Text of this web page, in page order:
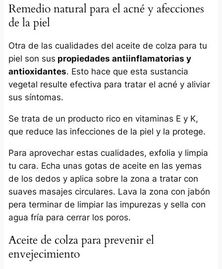
Remedio natural para el acné y afecciones
de la piel
Otra de las cualidades del aceite de colza para tu
piel son sus propiedades antiinflamatorias y
antioxidantes. Esto hace que esta sustancia
vegetal resulte efectiva para tratar el acné y aliviar
sus síntomas.
Se trata de un producto rico en vitaminas E y K,
que reduce las infecciones de la piel y la protege.
Para aprovechar estas cualidades, exfolia y limpia
tu cara. Echa unas gotas de aceite en las yemas
de los dedos y aplica sobre la zona a tratar con
suaves masajes circulares. Lava la zona con jabón
pera terminar de limpiar las impurezas y sella con
agua fría para cerrar los poros.
Aceite de colza para prevenir el
envejecimiento